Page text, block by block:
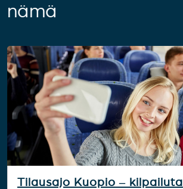
nämä
Tilausajo Kuopio – kilpailuta